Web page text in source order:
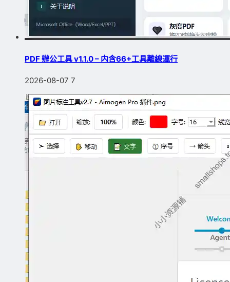
PDF 辦公工具 v1.1.0 – 内含66+工具離線運行
2026-08-07 7